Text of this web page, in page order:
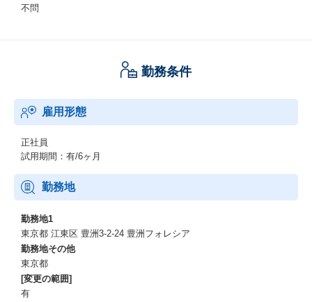
不問
勤務条件
雇用形態
正社員
試用期間：有/6ヶ月
勤務地
勤務地1
東京都 江東区 豊洲3-2‐24 豊洲フォレシア
勤務地その他
東京都
[変更の範囲]
有